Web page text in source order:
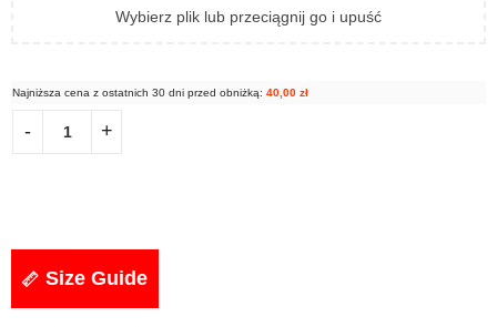
Wybierz plik lub przeciągnij go i upuść
Najniższa cena z ostatnich 30 dni przed obniżką: 40,00 zł
Size Guide